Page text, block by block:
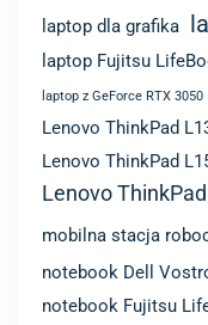
laptop dla grafika
laptop Fujitsu
laptop z GeForce RTX 3050
Lenovo ThinkPad
Lenovo ThinkPad
Lenovo
mobilna stacja
notebook Dell
notebook Fujitsu